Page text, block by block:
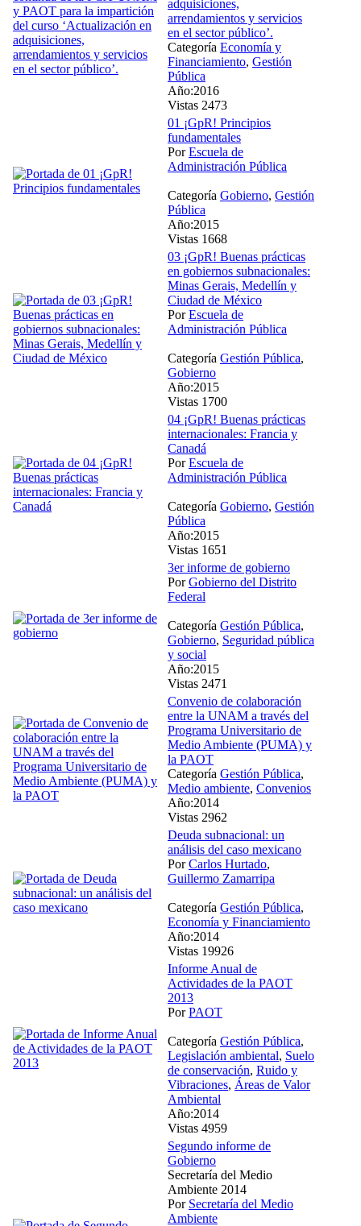
adquisiciones,
arrendamientos y servicios
en el sector público’.
Categoría Economía y
Financiamiento, Gestión
Pública
Año:2016
Vistas 2473
01 ¡GpR! Principios
fundamentales
PorEscuela de
Administración Pública
Categoría Gobierno, Gestión
Pública
Año:2015
Vistas 1668
03 ¡GpR! Buenas prácticas
en gobiernos subnacionales:
Minas Gerais, Medellín y
Ciudad de México
PorEscuela de
Administración Pública
Categoría Gestión Pública,
Gobierno
Año:2015
Vistas 1700
04 ¡GpR! Buenas prácticas
internacionales: Francia y
Canadá
PorEscuela de
Administración Pública
Categoría Gobierno, Gestión
Pública
Año:2015
Vistas 1651
3er informe de gobierno
PorGobierno del Distrito
Federal
Categoría Gestión Pública,
Gobierno, Seguridad pública
y social
Año:2015
Vistas 2471
Convenio de colaboración
entre la UNAM a través del
Programa Universitario de
Medio Ambiente (PUMA) y
la PAOT
Categoría Gestión Pública,
Medio ambiente, Convenios
Año:2014
Vistas 2962
Deuda subnacional: un
análisis del caso mexicano
PorCarlos Hurtado,
Guillermo Zamarripa
Categoría Gestión Pública,
Economía y Financiamiento
Año:2014
Vistas 19926
Informe Anual de
Actividades de la PAOT
2013
PorPAOT
Categoría Gestión Pública,
Legislación ambiental, Suelo
de conservación, Ruido y
Vibraciones, Áreas de Valor
Ambiental
Año:2014
Vistas 4959
Segundo informe de
Gobierno
Secretaría del Medio
Ambiente 2014
Por Secretaría del Medio
Ambiente